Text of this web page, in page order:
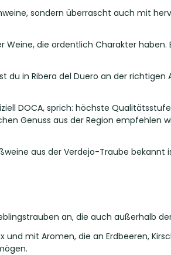
sondern überrascht auch mit
die ordentlich Charakter
in Ribera del Duero an der richtigen
DOCA, sprich: höchste
Genuss aus der Region empfehlen
aus der Verdejo-Traube
an, die auch außerhalb
mit Aromen, die an Erdbeeren,